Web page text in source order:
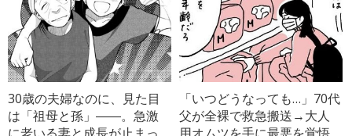
30歳の夫婦なのに、見た目
は「祖母と孫」――。急激
「いつどうなっても…」70代
父が全裸で救急搬送→大人